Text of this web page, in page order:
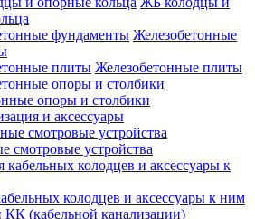
Железобетонные
Железобетонные плиты
опоры и столбики
и аксессуары
смотровые устройства
колодцев и аксессуары к ним
(кабельной канализации)